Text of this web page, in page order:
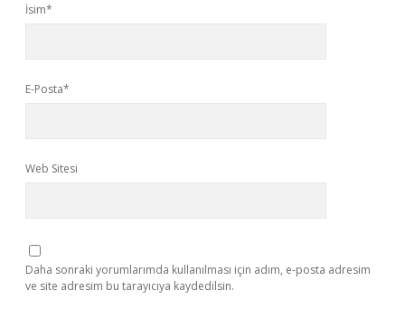
İsim*
E-Posta*
Web Sitesi
Daha sonraki yorumlarımda kullanılması için adım, e-posta adresim
ve site adresim bu tarayıcıya kaydedilsin.